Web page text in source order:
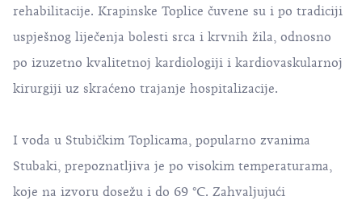
rehabilitacije. Krapinske Toplice čuvene su i po tradiciji
uspješnog liječenja bolesti srca i krvnih žila, odnosno
po izuzetno kvalitetnoj kardiologiji i kardiovaskularnoj
kirurgiji uz skraćeno trajanje hospitalizacije.
I voda u Stubičkim Toplicama, popularno zvanima
Stubaki, prepoznatljiva je po visokim temperaturama,
koje na izvoru dosežu i do 69 °C. Zahvaljujući